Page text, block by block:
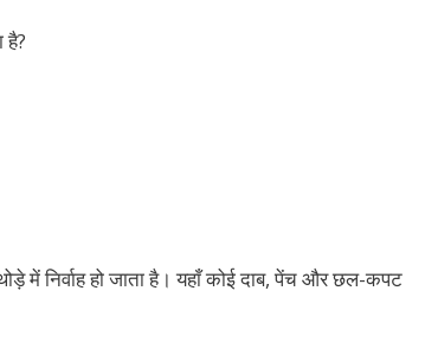
है?
में निर्वाह हो जाता है। यहाँ कोई दाब, पेंच और छल-कपट